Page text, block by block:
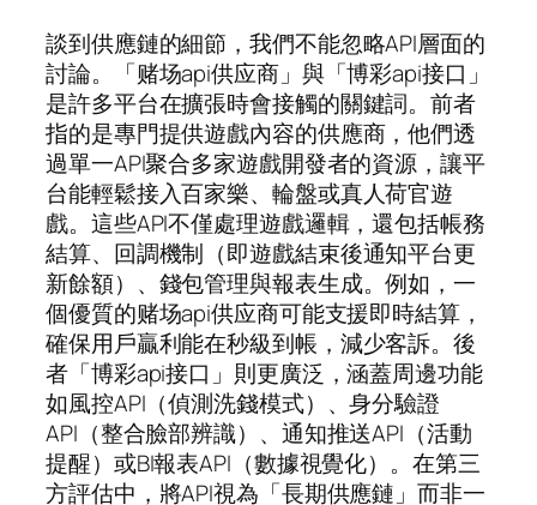
談到供應鏈的細節，我們不能忽略API層面的
討論。「赌场api供应商」與「博彩api接口」
是許多平台在擴張時會接觸的關鍵詞。前者
指的是專門提供遊戲內容的供應商，他們透
過單一API聚合多家遊戲開發者的資源，讓平
台能輕鬆接入百家樂、輪盤或真人荷官遊
戲。這些API不僅處理遊戲邏輯，還包括帳務
結算、回調機制（即遊戲結束後通知平台更
新餘額）、錢包管理與報表生成。例如，一
個優質的赌场api供应商可能支援即時結算，
確保用戶贏利能在秒級到帳，減少客訴。後
者「博彩api接口」則更廣泛，涵蓋周邊功能
如風控API（偵測洗錢模式）、身分驗證
API（整合臉部辨識）、通知推送API（活動
提醒）或BI報表API（數據視覺化）。在第三
方評估中，將API視為「長期供應鏈」而非一